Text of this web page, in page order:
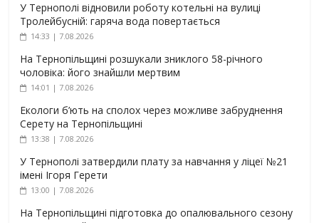
У Тернополі відновили роботу котельні на вулиці
Тролейбусній: гаряча вода повертається
14:33 | 7.08.2026
На Тернопільщині розшукали зниклого 58-річного
чоловіка: його знайшли мертвим
14:01 | 7.08.2026
Екологи б’ють на сполох через можливе забруднення
Серету на Тернопільщині
13:38 | 7.08.2026
У Тернополі затвердили плату за навчання у ліцеї №21
імені Ігоря Герети
13:00 | 7.08.2026
На Тернопільщині підготовка до опалювального сезону